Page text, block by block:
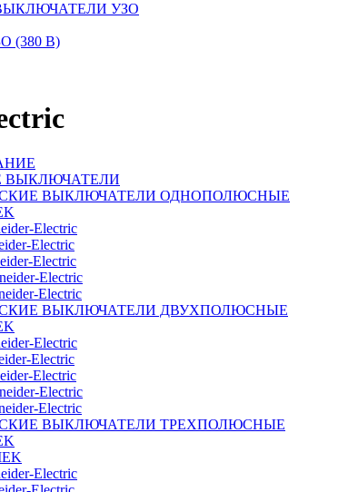
УЗО
(380 В)
ВЫКЛЮЧАТЕЛИ
ВЫКЛЮЧАТЕЛИ ОДНОПОЛЮСНЫЕ
Electric
Electric
Electric
Electric
Electric
ВЫКЛЮЧАТЕЛИ ДВУХПОЛЮСНЫЕ
Electric
Electric
Electric
Electric
Electric
ВЫКЛЮЧАТЕЛИ ТРЕХПОЛЮСНЫЕ
Electric